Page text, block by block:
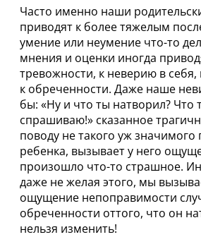
Часто именно наши
приводят к более тяжелым
умение или неумение что-то
мнения и оценки иногда
тревожности, к неверию в себя,
к обреченности. Даже наше
бы: «Ну и что ты натворил? Что
спрашиваю!» сказанное
поводу не такого уж значимого
ребенка, вызывает у него
произошло что-то страшное.
даже не желая этого, мы
ощущение непоправимости
обреченности оттого, что он
нельзя изменить!